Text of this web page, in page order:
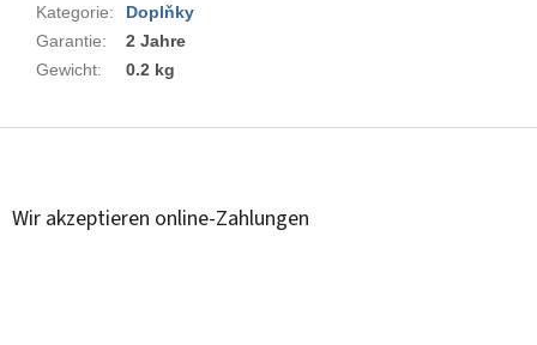
Kategorie:
Doplňky
Garantie:
2 Jahre
Gewicht: 0.2 kg
F
Wir akzeptieren online-Zahlungen